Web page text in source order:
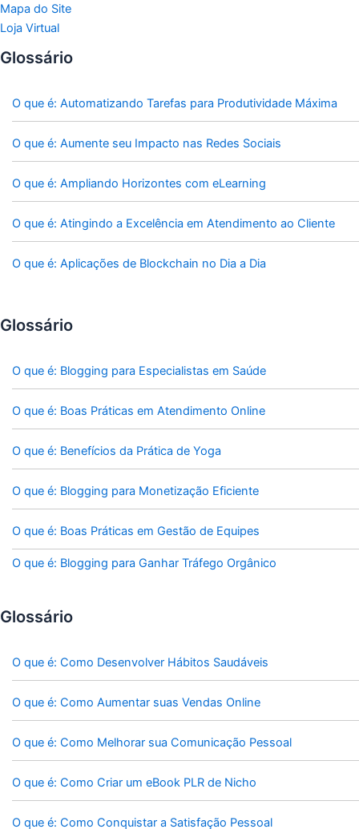
Mapa do Site
Loja Virtual
Glossário
O que é: Automatizando Tarefas para Produtividade Máxima
O que é: Aumente seu Impacto nas Redes Sociais
O que é: Ampliando Horizontes com eLearning
O que é: Atingindo a Excelência em Atendimento ao Cliente
O que é: Aplicações de Blockchain no Dia a Dia
Glossário
O que é: Blogging para Especialistas em Saúde
O que é: Boas Práticas em Atendimento Online
O que é: Benefícios da Prática de Yoga
O que é: Blogging para Monetização Eficiente
O que é: Boas Práticas em Gestão de Equipes
O que é: Blogging para Ganhar Tráfego Orgânico
Glossário
O que é: Como Desenvolver Hábitos Saudáveis
O que é: Como Aumentar suas Vendas Online
O que é: Como Melhorar sua Comunicação Pessoal
O que é: Como Criar um eBook PLR de Nicho
O que é: Como Conquistar a Satisfação Pessoal